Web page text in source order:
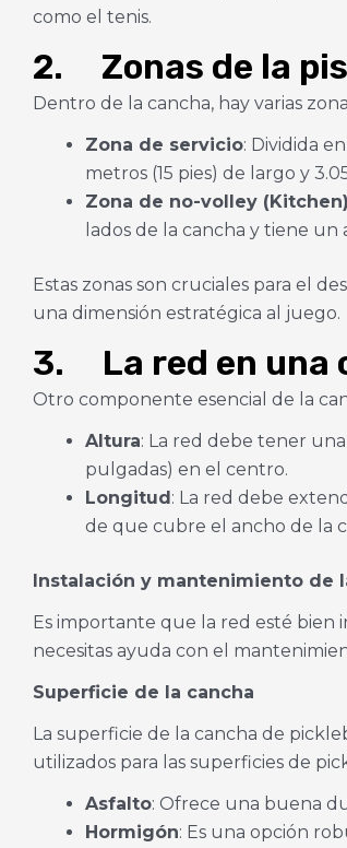
como el tenis.
2. Zonas de la
Dentro de la cancha, hay varias
Zona de servicio: Dividida
metros (15 pies) de largo y
Zona de no-volley (Kitchen)
lados de la cancha y tiene un
Estas zonas son cruciales para el
una dimensión estratégica al juego.
3. La red en una
Otro componente esencial de la
Altura: La red debe tener
pulgadas) en el centro.
Longitud: La red debe
de que cubre el ancho de la
Instalación y mantenimiento de
Es importante que la red esté bien
necesitas ayuda con el
Superficie de la cancha
La superficie de la cancha de
utilizados para las superficies de
Asfalto: Ofrece una buena
Hormigón: Es una opción